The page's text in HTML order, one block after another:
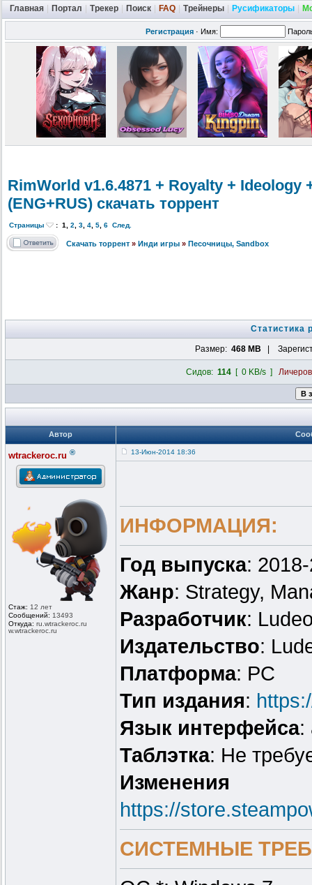
Главная Портал Трекер Поиск FAQ Трейнеры Русификаторы
Регистрация · Имя:
RimWorld v1.6.4871 + Royalty + Ideology
(ENG+RUS) скачать торрент
Страницы : 1, 2, 3, 4, 5, 6 След.
Скачать торрент » Инди игры » Песочницы, Sandbox
Статистика
Размер: 468 MB |
Сидов: 114[ 0 KB/s ]
Автор
wtrackeroc.ru ®
Стаж: 12 лет
Сообщений: 13493
Откуда: ru.wtrackeroc.ru
w.wtrackeroc .ru
13-Июн-2014 18:36
ИНФОРМАЦИЯ:
Год выпуска:
Жанр: Strategy,
Разработчик:
Издательство:
Платформа: PC
Тип издания:
Язык интерфейса:
Таблэтка: Не
Изменения
https://
СИСТЕМНЫЕ